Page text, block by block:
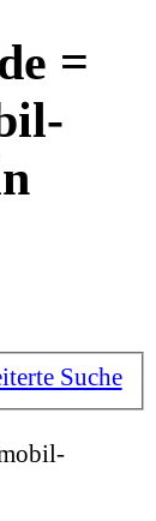
=
Suche